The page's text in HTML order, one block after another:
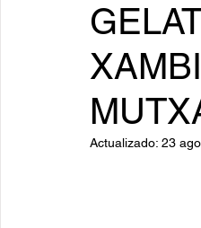
Actualizado: 23